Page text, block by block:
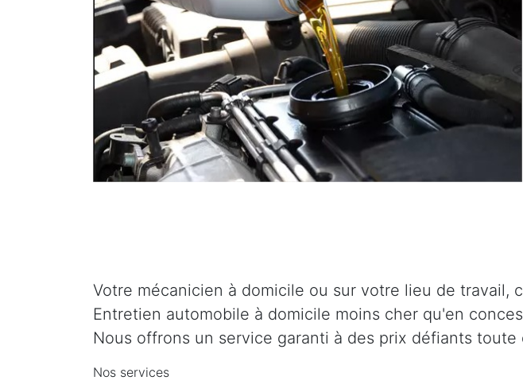
Votre mécanicien à domicile ou sur votre lieu de travail,
Entretien automobile à domicile moins cher qu'en
Nous offrons un service garanti à des prix défiants toute
Nos services